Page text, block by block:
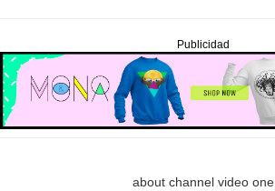
Publicidad
about channel video one